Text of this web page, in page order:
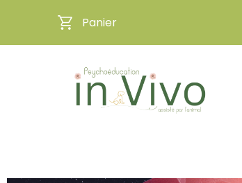
Panier